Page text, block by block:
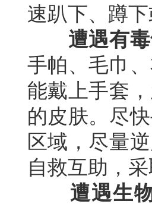
速趴下、蹲
遭遇有
手帕、毛巾
能戴上手套
的皮肤。尽
区域，尽量
自救互助，
遭遇生